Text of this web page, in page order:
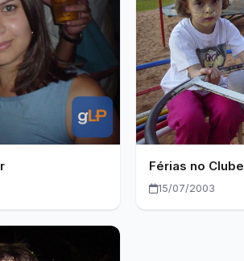
Férias no Clube
15/07/2003